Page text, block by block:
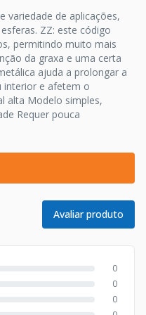
variedade de aplicações,
ZZ: este código
permitindo muito mais
da graxa e uma certa
ajuda a prolongar a
interior e afetem o
alta Modelo simples,
Requer pouca
Avaliar produto
0
0
0